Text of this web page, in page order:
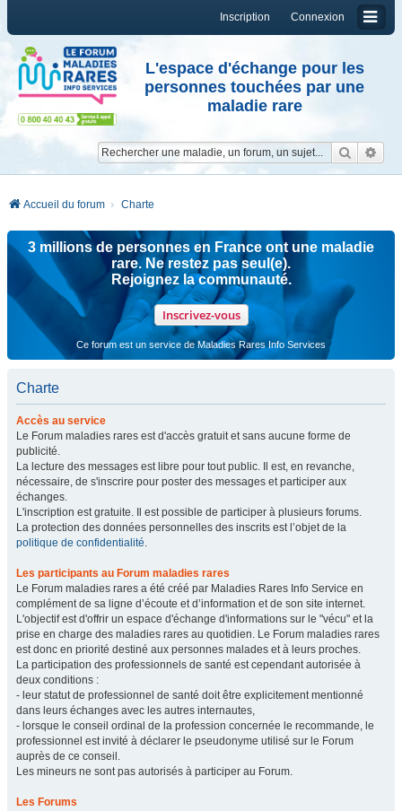
Connexion
Inscription
L'espace d'échange pour les
personnes touchées par une
maladie rare
Accueil du forum Charte
3 millions de personnes en France ont une maladie
rare. Ne restez pas seul(e).
Rejoignez la communauté.
Inscrivez-vous
Ce forum est un service de Maladies Rares Info Services
Charte
Accès au service
Le Forum maladies rares est d'accès gratuit et sans aucune forme de
publicité.
La lecture des messages est libre pour tout public. Il est, en revanche,
nécessaire, de s'inscrire pour poster des messages et participer aux
échanges.
L'inscription est gratuite. Il est possible de participer à plusieurs forums.
La protection des données personnelles des inscrits est l’objet de la
politique de confidentialité.
Les participants au Forum maladies rares
Le Forum maladies rares a été créé par Maladies Rares Info Service en
complément de sa ligne d’écoute et d’information et de son site internet.
L'objectif est d'offrir un espace d'échange d'informations sur le "vécu" et la
prise en charge des maladies rares au quotidien. Le Forum maladies rares
est donc en priorité destiné aux personnes malades et à leurs proches.
La participation des professionnels de santé est cependant autorisée à
deux conditions :
- leur statut de professionnel de santé doit être explicitement mentionné
dans leurs échanges avec les autres internautes,
- lorsque le conseil ordinal de la profession concernée le recommande, le
professionnel est invité à déclarer le pseudonyme utilisé sur le Forum
auprès de ce conseil.
Les mineurs ne sont pas autorisés à participer au Forum.
Les Forums